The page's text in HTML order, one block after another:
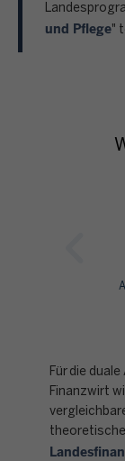
und Pflege"
Für die
Finanzwirt